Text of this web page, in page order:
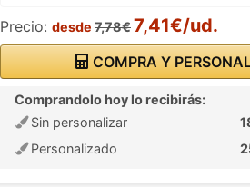
Precio: desde 7,78€7,41€/ud.
COMPRA Y
Comprandolo hoy lo recibirás:
Sin personalizar
Personalizado